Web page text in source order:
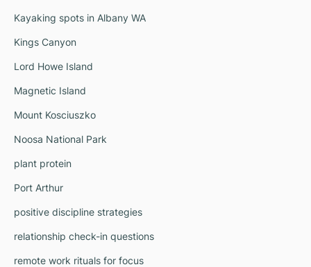
Kayaking spots in Albany WA
Kings Canyon
Lord Howe Island
Magnetic Island
Mount Kosciuszko
Noosa National Park
plant protein
Port Arthur
positive discipline strategies
relationship check-in questions
remote work rituals for focus